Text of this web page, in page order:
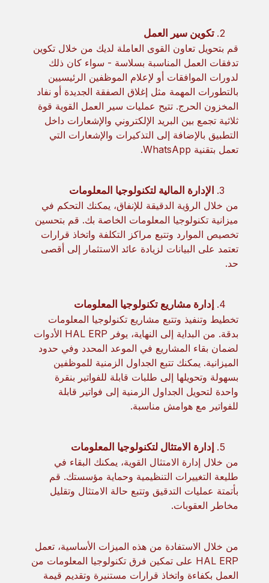
تكوين سير العمل
قم بتحويل تعاون القوى العاملة لديك من خلال تكوين
تدفقات العمل المناسبة بسلاسة - سواء كان ذلك
لدورات الموافقات أو لإعلام الموظفين الرئيسيين
بالتطورات المهمة مثل إغلاق الصفقة الجديدة أو نفاد
المخزون الحرج. تتيح عمليات سير العمل القوية قوة
ثلاثية تجمع بين البريد الإلكتروني والإشعارات داخل
التطبيق بالإضافة إلى التذكيرات والإشعارات التي
تعمل بتقنية WhatsApp.
الإدارة المالية لتكنولوجيا المعلومات
من خلال الرؤية الدقيقة للإنفاق، يمكنك التحكم في
ميزانية تكنولوجيا المعلومات الخاصة بك. قم بتحسين
تخصيص الموارد وتتبع مراكز التكلفة واتخاذ قرارات
تعتمد على البيانات لزيادة عائد الاستثمار إلى أقصى
حد.
إدارة مشاريع تكنولوجيا المعلومات
تخطيط وتنفيذ وتتبع مشاريع تكنولوجيا المعلومات
بدقة. من البداية إلى النهاية، يوفر HAL ERP الأدوات
لضمان بقاء المشاريع في الموعد المحدد وفي حدود
الميزانية. يمكنك تتبع الجداول الزمنية للموظفين
بسهولة وتحويلها إلى طلبات قابلة للفواتير بنقرة
واحدة لتحويل الجداول الزمنية إلى فواتير قابلة
للفواتير مع هوامش مناسبة.
إدارة الامتثال لتكنولوجيا المعلومات
من خلال إدارة الامتثال القوية، يمكنك البقاء في
طليعة التغييرات التنظيمية وحماية مؤسستك. قم
بأتمتة عمليات التدقيق وتتبع حالة الامتثال وتقليل
مخاطر العقوبات.
من خلال الاستفادة من هذه الميزات الأساسية، تعمل
HAL ERP على تمكين فرق تكنولوجيا المعلومات من
العمل بكفاءة واتخاذ قرارات مستنيرة وتقديم قيمة